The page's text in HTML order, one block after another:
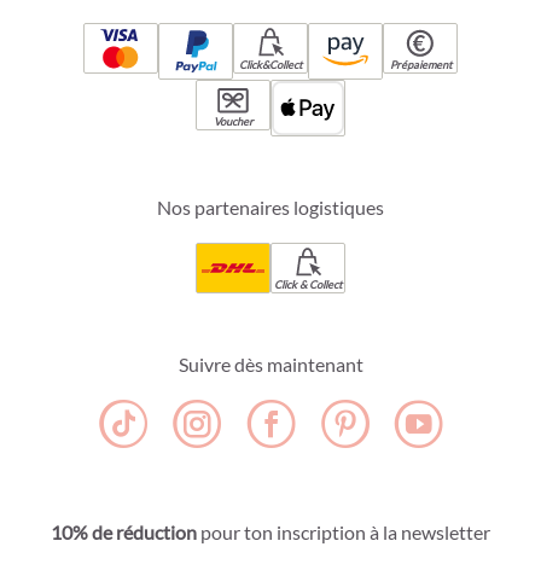
Click&Collect Prépaiement
Voucher
Nos partenaires logistiques
Click & Collect
Suivre dès maintenant
10% de réduction pour ton inscription à la newsletter